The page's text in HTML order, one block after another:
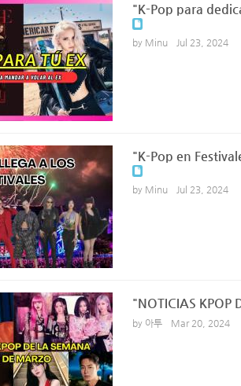
"K-Pop para
by Minu Jul 23, 2024
"K-Pop en
by Minu Jul 23, 2024
"NOTICIAS KPOP
by 아투 Mar 20, 2024